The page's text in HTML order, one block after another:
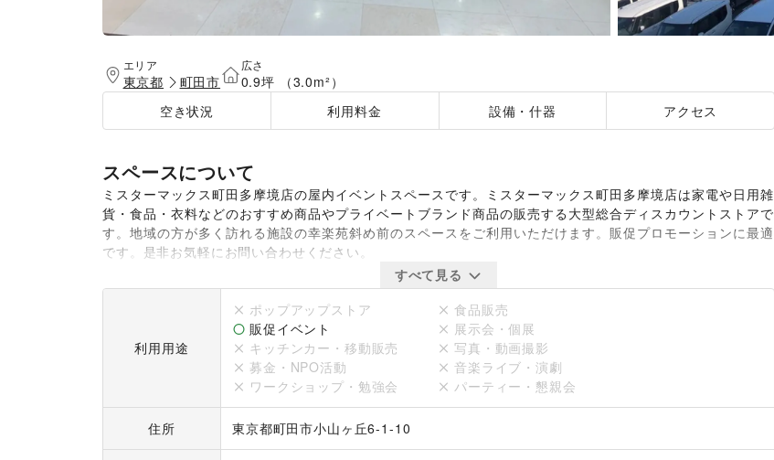
エリア
東京都 町田市
広さ
0.9坪 （3.0m²）
空き状況
利用料金 設備・什器 アクセス
スペースについて
ミスターマックス町田多摩境店の屋内イベントスペースです。ミスターマックス町田多摩境店は家電や日用雑
貨・食品・衣料などのおすすめ商品やプライベートブランド商品の販売する大型総合ディスカウントストアで
す。地域の方が多く訪れる施設の幸楽苑斜め前のスペースをご利用いただけます。販促プロモーションに最適
です。是非お気軽にお問い合わせください。
すべて見る
利用用途
ポップアップストア
食品販売
販促イベント
展示会・個展
キッチンカー・移動販売
写真・動画撮影
募金・NPO活動
音楽ライブ・演劇
ワークショップ・勉強会
パーティー・懇親会
住所 東京都町田市小山ヶ丘6-1-10